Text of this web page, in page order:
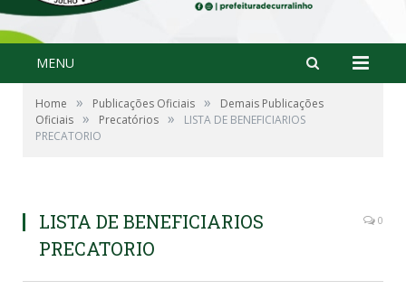
MENU
Home » Publicações Oficiais »
Demais Publicações
Oficiais » Precatórios »
LISTA DE BENEFICIARIOS
PRECATORIO
LISTA DE BENEFICIARIOS
PRECATORIO
0